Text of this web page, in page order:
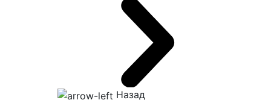
Назад